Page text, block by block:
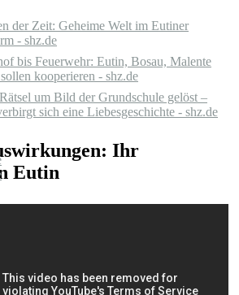
der Zeit: Geheime Welt im Eutiner
- shz.de
bis Feuerwehr: Eutin, Bosau, Malente
kooperieren - shz.de
um Bild der Grundschule gelöst –
sich eine Liebesgeschichte - shz.de
Ihr
Eutin